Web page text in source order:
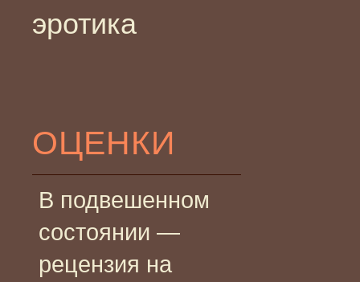
эротика
ОЦЕНКИ
В подвешенном
состоянии —
рецензия на